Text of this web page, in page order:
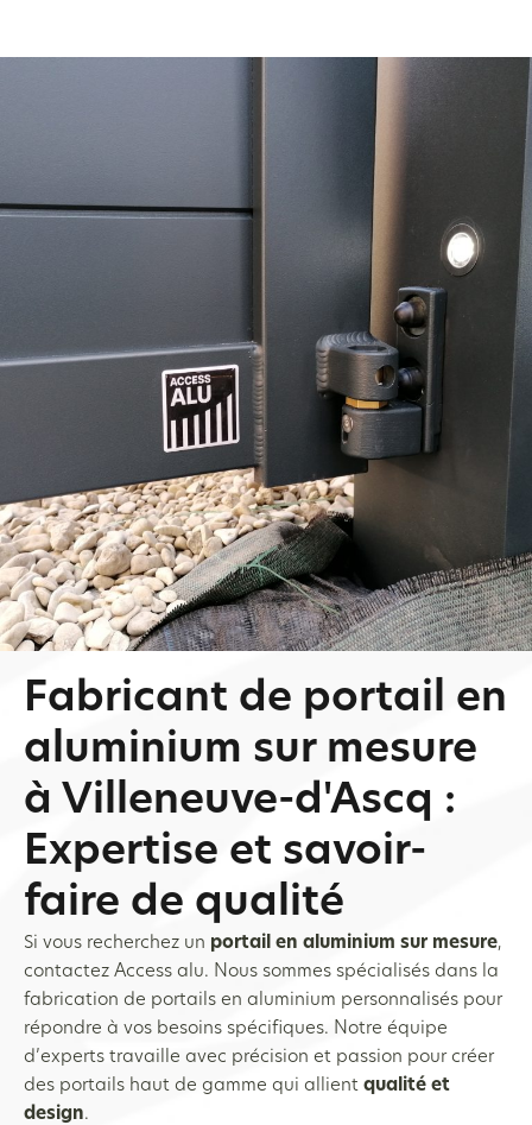
Fabricant de portail en
aluminium sur mesure
à Villeneuve-d'Ascq :
Expertise et savoir-
faire de qualité
Si vous recherchez un portail en aluminium sur mesure,
contactez Access alu. Nous sommes spécialisés dans la
fabrication de portails en aluminium personnalisés pour
répondre à vos besoins spécifiques. Notre équipe
d’experts travaille avec précision et passion pour créer
des portails haut de gamme qui allient qualité et
design.